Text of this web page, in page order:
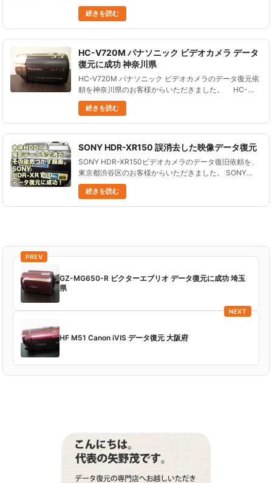
SONY HDR-PJ675は、32GBの内蔵メモリに記録する
ビデオカメラです。 プロジェクターが内蔵されてい
て......
続きを読む
HC-V720M パナソニック ビデオカメラ データ
復元に成功 神奈川県
HC-V720M パナソニック ビデオカメラのデータ復元依
頼を神奈川県のお客様からいただきました。 HC-
V720M パナソニック ビデオカメラは、２０１３年に発
売されました。 内蔵メモリのサ......
続きを読む
SONY HDR-XR150 誤消去した映像データ復元
SONY HDR-XR150ビデオカメラのデータ復旧依頼を、
東京都渋谷区のお客様からいただきました。 SONY
HDR-XR150は、2010年1月に発売されたビデオカメラ
です。 120GBの内蔵HDDに記録するモデルで......
続きを読む
PREV
GZ-MG650-R ビクターエブリオ データ復元に成功 埼玉
県
NEXT
HF M51 Canon iVIS データ復元 大阪府